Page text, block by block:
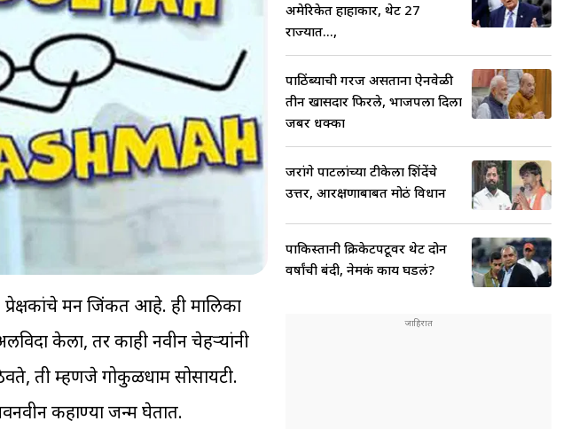
प्रेक्षकांचे मन जिंकत आहे. ही मालिका
केला, तर काही नवीन चेहऱ्यांनी
ती म्हणजे गोकुळधाम सोसायटी.
कहाण्या जन्म घेतात.
अमेरिकेत हाहाकार, थेट 27
राज्यात...,
पाठिंब्याची गरज असताना ऐनवेळी
तीन खासदार फिरले, भाजपला दिला
जबर धक्का
जरांगे पाटलांच्या टीकेला शिंदेंचे
उत्तर, आरक्षणाबाबत मोठं विधान
पाकिस्तानी क्रिकेटपटूवर थेट दोन
वर्षांची बंदी, नेमकं काय घडलं?